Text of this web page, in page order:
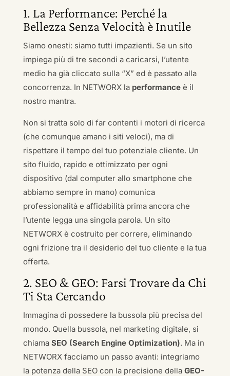
1. La Performance: Perché la
Bellezza Senza Velocità è Inutile
Siamo onesti: siamo tutti impazienti. Se un sito
impiega più di tre secondi a caricarsi, l’utente
medio ha già cliccato sulla “X” ed è passato alla
concorrenza. In NETWORX la performanceè il
nostro mantra.
Non si tratta solo di far contenti i motori di ricerca
(che comunque amano i siti veloci), ma di
rispettare il tempo del tuo potenziale cliente. Un
sito fluido, rapido e ottimizzato per ogni
dispositivo (dal computer allo smartphone che
abbiamo sempre in mano) comunica
professionalità e affidabilità prima ancora che
l’utente legga una singola parola. Un sito
NETWORX è costruito per correre, eliminando
ogni frizione tra il desiderio del tuo cliente e la tua
offerta.
2. SEO & GEO: Farsi Trovare da Chi
Ti Sta Cercando
Immagina di possedere la bussola più precisa del
mondo. Quella bussola, nel marketing digitale, si
chiama SEO (Search Engine Optimization). Ma in
NETWORX facciamo un passo avanti: integriamo
la potenza della SEO con la precisione della GEO-